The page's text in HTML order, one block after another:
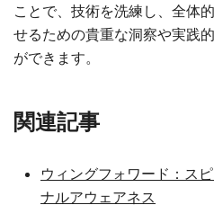
ことで、技術を洗練し、全体
せるための貴重な洞察や実践
ができます。
関連記事
ウィングフォワード：ス
ナルアウェアネス